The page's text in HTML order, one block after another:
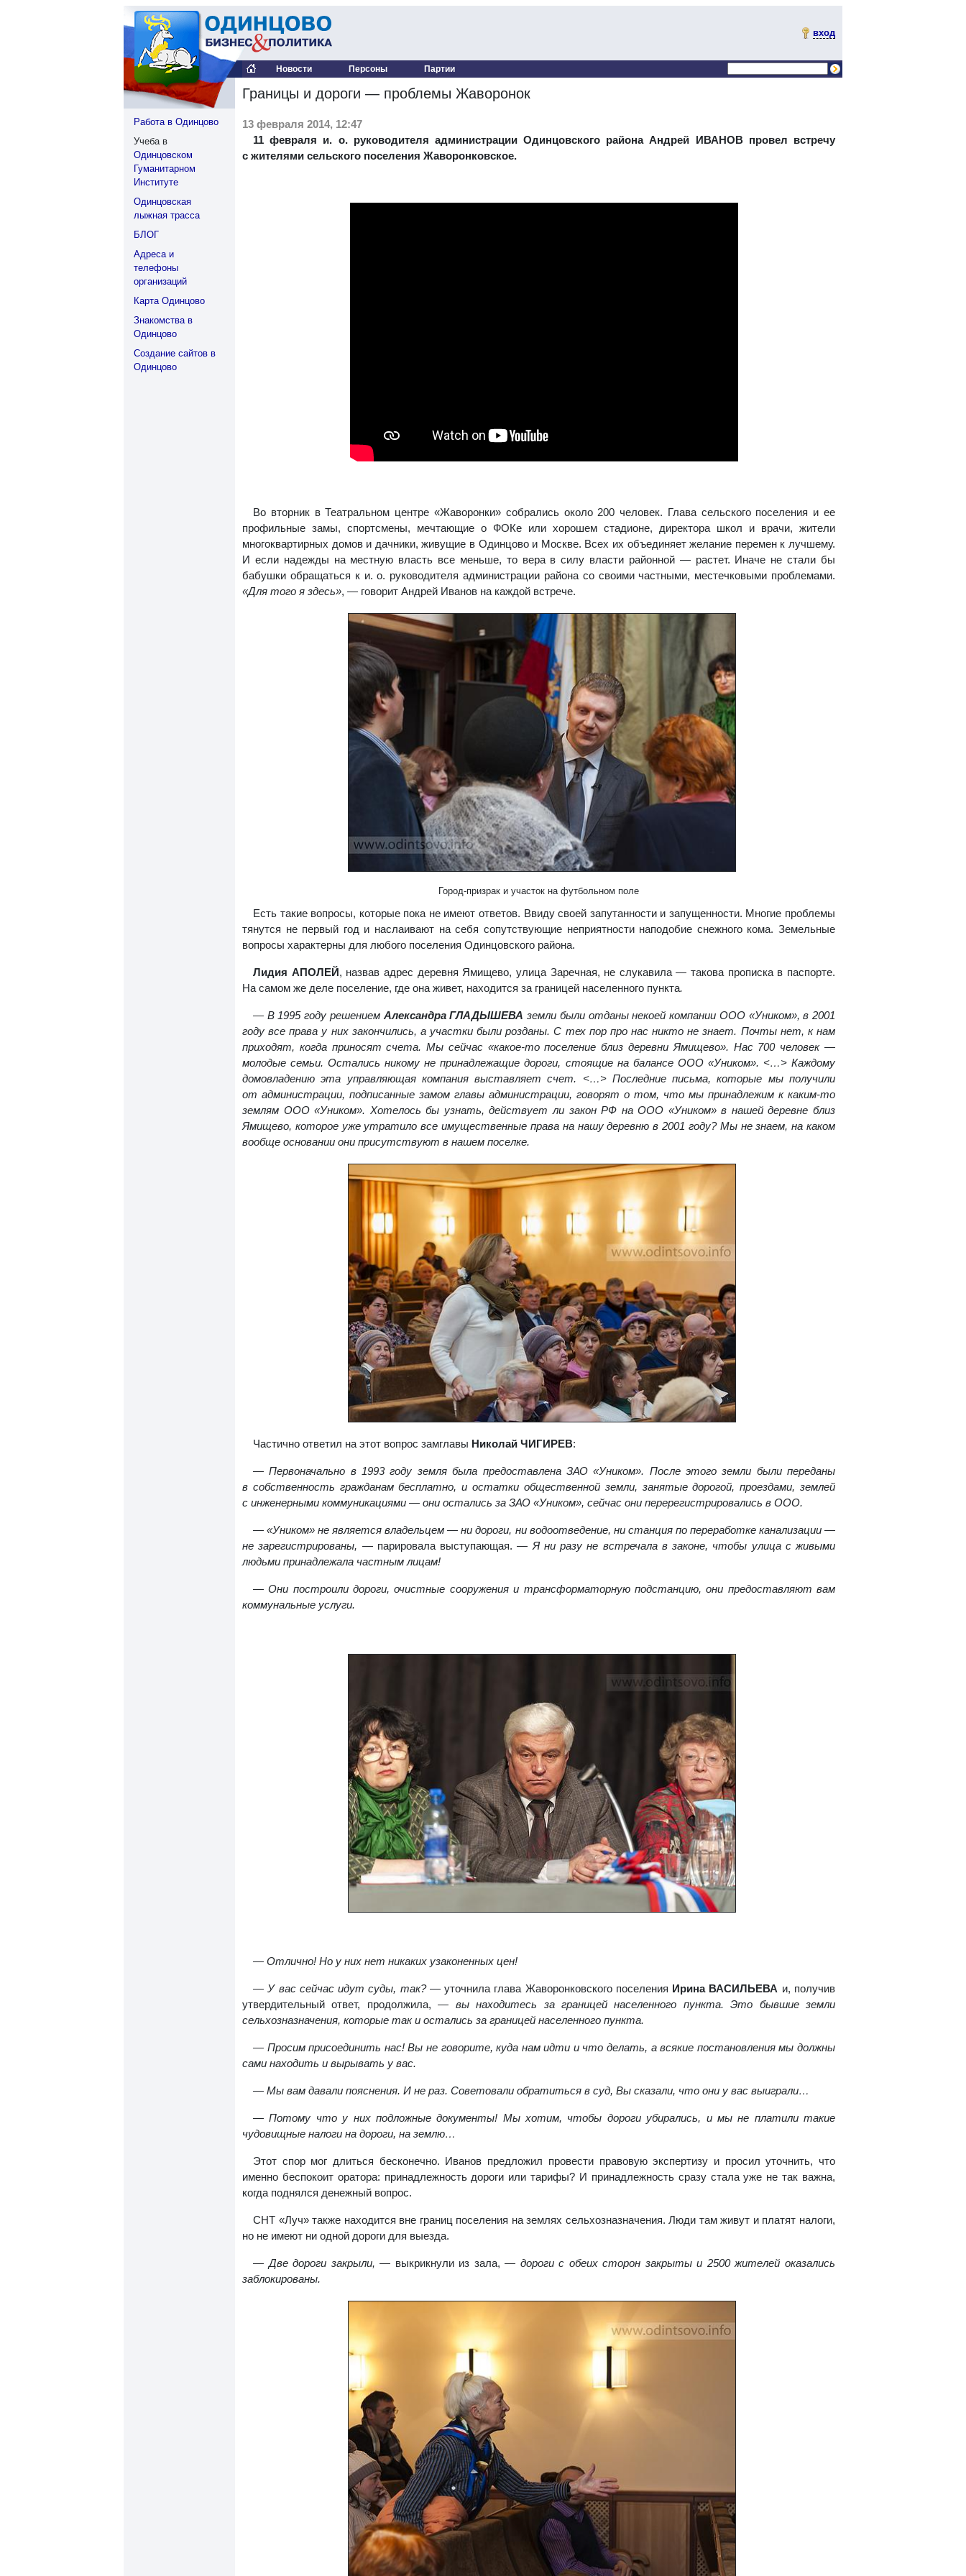
вход
Новости Персоны Партии
Работа в Одинцово
Учеба в
Одинцовском
Гуманитарном
Институте
Одинцовская
лыжная трасса
БЛОГ
Адреса и
телефоны
организаций
Карта Одинцово
Знакомства в
Одинцово
Создание сайтов в
Одинцово
Границы и дороги — проблемы Жаворонок
13 февраля 2014, 12:47
11 февраля и. о. руководителя администрации Одинцовского района Андрей ИВАНОВ провел встречу
с жителями сельского поселения Жаворонковское.
Во вторник в Театральном центре «Жаворонки» собрались около 200 человек. Глава сельского поселения и ее
профильные замы, спортсмены, мечтающие о ФОКе или хорошем стадионе, директора школ и врачи, жители
многоквартирных домов и дачники, живущие в Одинцово и Москве. Всех их объединяет желание перемен к лучшему.
И если надежды на местную власть все меньше, то вера в силу власти районной — растет. Иначе не стали бы
бабушки обращаться к и. о. руководителя администрации района со своими частными, местечковыми проблемами.
«Для того я здесь», — говорит Андрей Иванов на каждой встрече.
Город-призрак и участок на футбольном поле
Есть такие вопросы, которые пока не имеют ответов. Ввиду своей запутанности и запущенности. Многие проблемы
тянутся не первый год и наслаивают на себя сопутствующие неприятности наподобие снежного кома. Земельные
вопросы характерны для любого поселения Одинцовского района.
Лидия АПОЛЕЙ, назвав адрес деревня Ямищево, улица Заречная, не слукавила — такова прописка в паспорте.
На самом же деле поселение, где она живет, находится за границей населенного пункта.
— В 1995 году решением Александра ГЛАДЫШЕВАземли были отданы некоей компании ООО «Уником», в 2001
году все права у них закончились, а участки были розданы. С тех пор про нас никто не знает. Почты нет, к нам
приходят, когда приносят счета. Мы сейчас «какое-то поселение близ деревни Ямищево». Нас 700 человек —
молодые семьи. Остались никому не принадлежащие дороги, стоящие на балансе ООО «Уником». <…> Каждому
домовладению эта управляющая компания выставляет счет. <…> Последние письма, которые мы получили
от администрации, подписанные замом главы администрации, говорят о том, что мы принадлежим к каким-то
землям ООО «Уником». Хотелось бы узнать, действует ли закон РФ на ООО «Уником» в нашей деревне близ
Ямищево, которое уже утратило все имущественные права на нашу деревню в 2001 году? Мы не знаем, на каком
вообще основании они присутствуют в нашем поселке.
Частично ответил на этот вопрос замглавы Николай ЧИГИРЕВ:
— Первоначально в 1993 году земля была предоставлена ЗАО «Уником». После этого земли были переданы
в собственность гражданам бесплатно, и остатки общественной земли, занятые дорогой, проездами, землей
с инженерными коммуникациями — они остались за ЗАО «Уником», сейчас они перерегистрировались в ООО.
— «Уником» не является владельцем — ни дороги, ни водоотведение, ни станция по переработке канализации —
не зарегистрированы, — парировала выступающая.— Я ни разу не встречала в законе, чтобы улица с живыми
людьми принадлежала частным лицам!
— Они построили дороги, очистные сооружения и трансформаторную подстанцию, они предоставляют вам
коммунальные услуги.
— Отлично! Но у них нет никаких узаконенных цен!
— У вас сейчас идут суды, так?— уточнила глава Жаворонковского поселения Ирина ВАСИЛЬЕВА и, получив
утвердительный ответ, продолжила, — вы находитесь за границей населенного пункта. Это бывшие земли
сельхозназначения, которые так и остались за границей населенного пункта.
— Просим присоединить нас! Вы не говорите, куда нам идти и что делать, а всякие постановления мы должны
сами находить и вырывать у вас.
— Мы вам давали пояснения. И не раз. Советовали обратиться в суд, Вы сказали, что они у вас выиграли…
— Потому что у них подложные документы! Мы хотим, чтобы дороги убирались, и мы не платили такие
чудовищные налоги на дороги, на землю…
Этот спор мог длиться бесконечно. Иванов предложил провести правовую экспертизу и просил уточнить, что
именно беспокоит оратора: принадлежность дороги или тарифы? И принадлежность сразу стала уже не так важна,
когда поднялся денежный вопрос.
СНТ «Луч» также находится вне границ поселения на землях сельхозназначения. Люди там живут и платят налоги,
но не имеют ни одной дороги для выезда.
— Две дороги закрыли, — выкрикнули из зала,— дороги с обеих сторон закрыты и 2500 жителей оказались
заблокированы.